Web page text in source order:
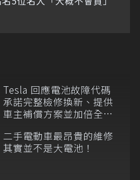
Tesla 回應電池故障代碼
承諾完整檢修換新、提供
車主補償方案並加倍全台
二手電動車最昂貴的維修
其實並不是大電池！